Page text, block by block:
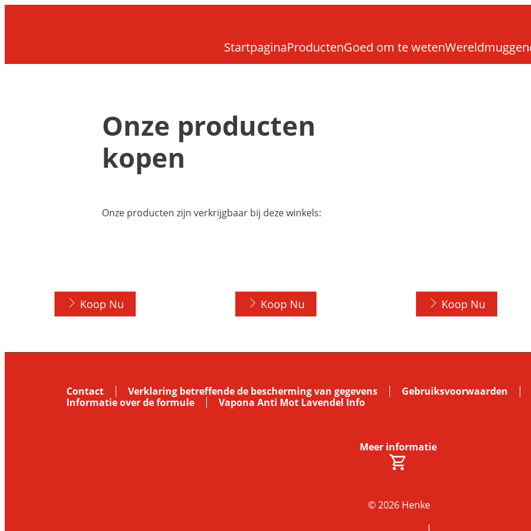
StartpaginaProductenGoed om te weten
Onze producten
kopen
Onze producten zijn verkrijgbaar bij deze winkels:
Koop Nu Koop Nu Koop Nu
Contact Verklaring betreffende de bescherming van gegevens Gebruiksvoorwaarden
Informatie over de formule
Vapona Anti Mot Lavendel Info
Meer informatie
© 2026 Henke